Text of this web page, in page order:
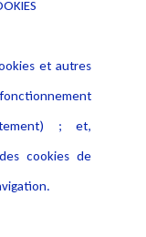
et autres
; et,
cookies de